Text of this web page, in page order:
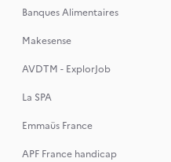
Banques Alimentaires
Makesense
AVDTM - ExplorJob
La SPA
Emmaüs France
APF France handicap